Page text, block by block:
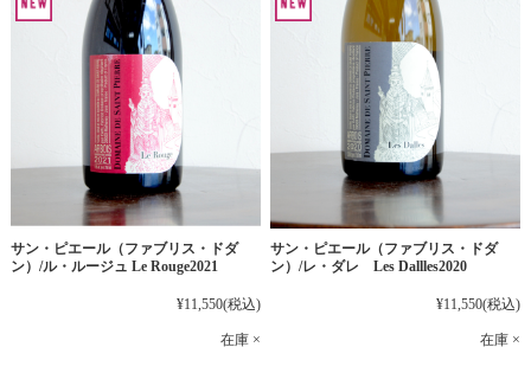
サン・ピエール（ファブリス・ドダ
ン）/ル・ルージュ Le Rouge2021
¥11,550(税込)
在庫 ×
サン・ピエール（ファブリス・ドダ
ン）/レ・ダレ Les Dallles2020
¥11,550(税込)
在庫 ×